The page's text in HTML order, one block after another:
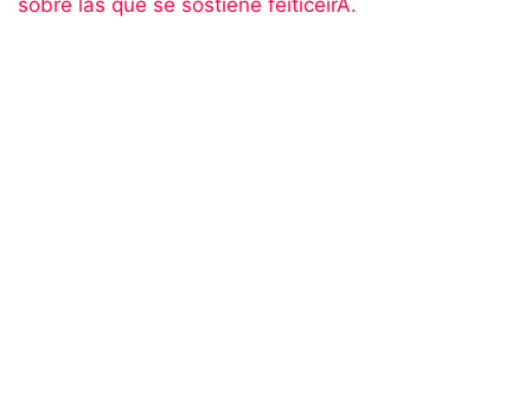
sobre las que se sostiene feiticeirA.